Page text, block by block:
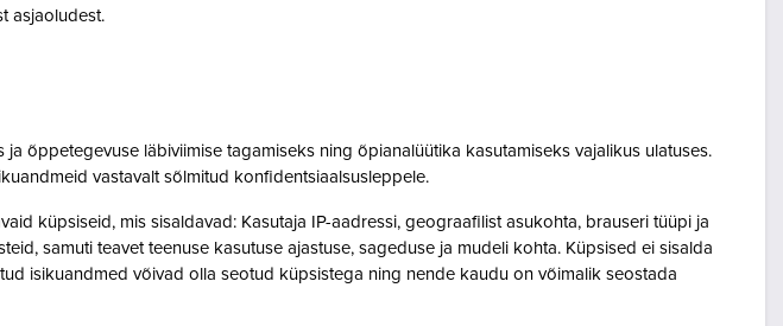
asjaoludest.
õppetegevuse läbiviimise tagamiseks ning õpianalüütika kasutamiseks vajalikus ulatuses.
vastavalt sõlmitud konfidentsiaalsusleppele.
küpsiseid, mis sisaldavad: Kasutaja IP-aadressi, geograafilist asukohta, brauseri tüüpi ja
samuti teavet teenuse kasutuse ajastuse, sageduse ja mudeli kohta. Küpsised ei sisalda
isikuandmed võivad olla seotud küpsistega ning nende kaudu on võimalik seostada